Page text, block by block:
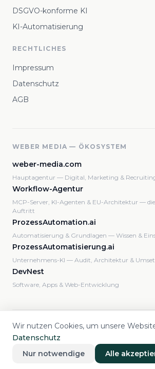
Wir nutzen Cookies, um unsere
Datenschutz
Nur notwendige
Alle
DSGVO-konforme KI
KI-Automatisierung
RECHTLICHES
Impressum
Datenschutz
AGB
WEBER MEDIA — ÖKOSYSTEM
weber-media.com
Hauptagentur — Digital, Marketing &
Workflow-Agentur
MCP-Server, KI-Agenten & EU-Architektur —
Auftritt
ProzessAutomation.ai
Automatisierung & Grundlagen — Wissen &
ProzessAutomatisierung.ai
Unternehmens-KI — Audit, Architektur &
DevNest
Software, Apps & Web-Entwicklung
© 2026 Weber Media Consulting GmbH ·
Impressum DatenschutzAGBCookie-